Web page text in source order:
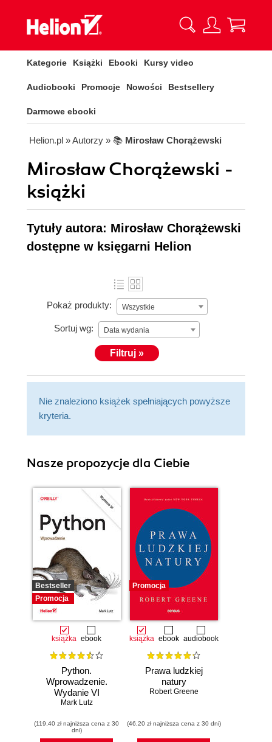
Kategorie Książki Ebooki Kursy video
Audiobooki Promocje Nowości Bestsellery
Darmowe ebooki
Helion.pl » Autorzy » 📚 Mirosław Chorążewski
Mirosław Chorążewski -
książki
Tytuły autora: Mirosław Chorążewski
dostępne w księgarni Helion
Pokaż produkty: Wszystkie
Sortuj wg: Data wydania
Filtruj »
Nie znaleziono książek spełniających powyższe
kryteria.
Nasze propozycje dla Ciebie
Bestseller
Promocja
książka ebook
Python.
Wprowadzenie.
Wydanie VI
Mark Lutz
(119,40 zł najniższa cena z 30
dni)
Promocja
książka ebook audiobook
Prawa ludzkiej
natury
Robert Greene
(46,20 zł najniższa cena z 30 dni)